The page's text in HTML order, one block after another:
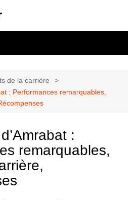
de la carrière
: Performances remarquables,
:
remarquables,